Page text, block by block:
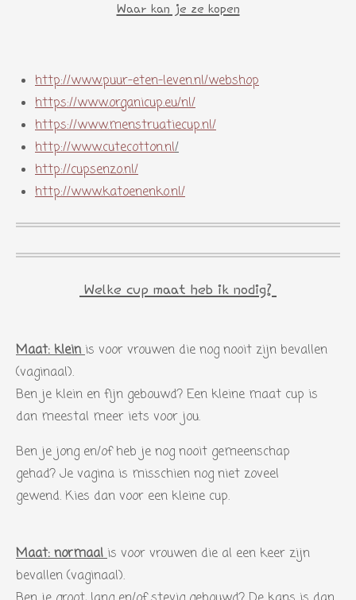
Waar kan je ze kopen
http://www.puur-eten-leven.nl/webshop
https://www.organicup.eu/nl/
https://www.menstruatiecup.nl/
http://www.cutecotton.nl/
http://cupsenzo.nl/
http://www.katoenenko.nl/
Welke cup maat heb ik nodig?
Maat: kleinis voor vrouwen die nog nooit zijn bevallen
(vaginaal).
Ben je klein en fijn gebouwd? Een kleine maat cup is
dan meestal meer iets voor jou.
Ben je jong en/of heb je nog nooit gemeenschap
gehad? Je vagina is misschien nog niet zoveel
gewend. Kies dan voor een kleine cup.
Maat: normaal is voor vrouwen die al een keer zijn
bevallen (vaginaal).